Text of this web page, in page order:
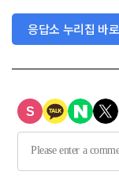
응답소 누리집 바